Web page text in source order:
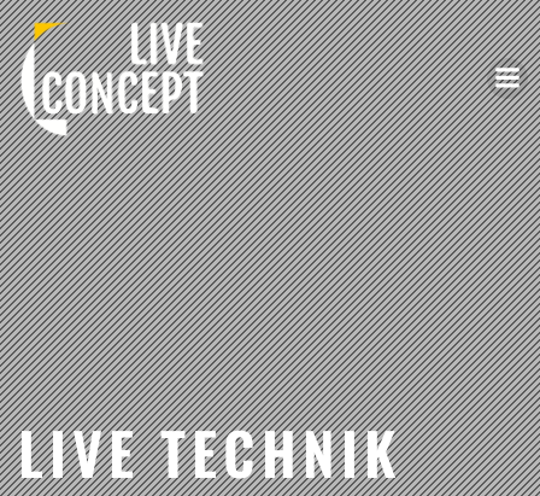
LIVETECHNIK